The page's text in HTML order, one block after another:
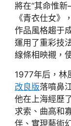
將在“其命惟
《青衣仕女
作品風格趨于
運用了重彩技
線條相映襯，
1977年后，林
改良版落噴鼻
他在上海經歷
求索、曲高和
伴、實現藝術